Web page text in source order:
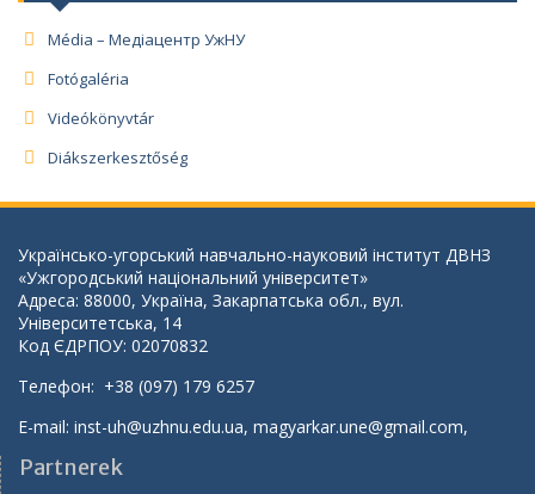
Média – Медіацентр УжНУ
Fotógaléria
Videókönyvtár
Diákszerkesztőség
Українсько-угорський навчально-науковий інститут ДВНЗ
«Ужгородський національний університет»
Адреса: 88000, Україна, Закарпатська обл., вул.
Університетська, 14
Код ЄДРПОУ: 02070832
Телефон: +38 (097) 179 6257
E-mail: inst-uh@uzhnu.edu.ua, magyarkar.une@gmail.com,
Partnerek